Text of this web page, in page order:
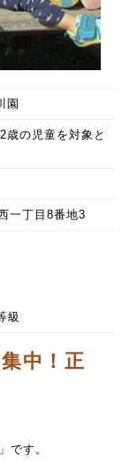
園
歳の児童を対象と
一丁目8番地3
級
中！正
です。